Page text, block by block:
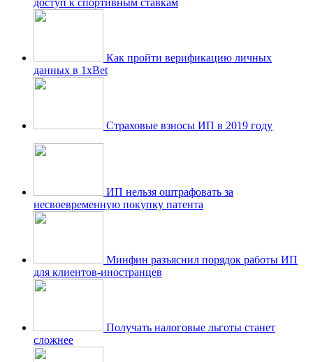
доступ к спортивным ставкам
Как пройти верификацию личных
данных в 1xBet
Страховые взносы ИП в 2019 году
ИП нельзя оштрафовать за
несвоевременную покупку патента
Минфин разъяснил порядок работы ИП
для клиентов-иностранцев
Получать налоговые льготы станет
сложнее